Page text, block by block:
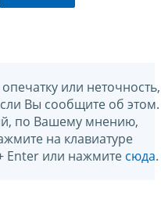
или неточность,
Вы сообщите об этом.
по Вашему мнению,
на клавиатуре
Enter или нажмите сюда.